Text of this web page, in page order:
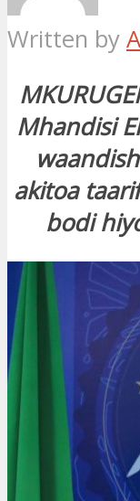
Written by
Mhandisi
akitoa
bodi